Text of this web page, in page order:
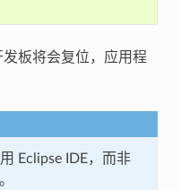
板将会复位，应用程
Eclipse IDE，而非
。